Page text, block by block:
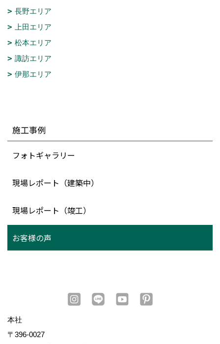
長野エリア
上田エリア
松本エリア
諏訪エリア
伊那エリア
施工事例
フォトギャラリー
現場レポート（建築中）
現場レポート（竣工）
お客様の声
本社
〒396-0027